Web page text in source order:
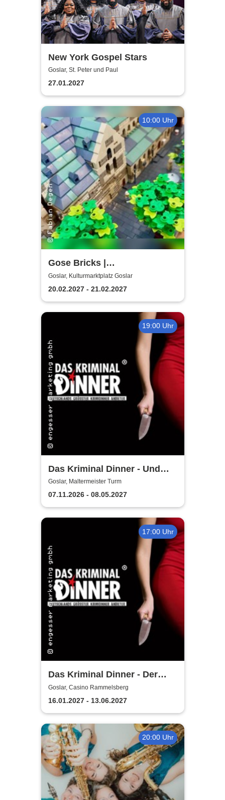
New York Gospel Stars
Goslar, St. Peter und Paul
27.01.2027
10:00 Uhr
Gose Bricks |
Kulturmarktplatz Goslar
Goslar, Kulturmarktplatz Goslar
20.02.2027 - 21.02.2027
19:00 Uhr
Das Kriminal Dinner - Und
raus bist du
Goslar, Maltermeister Turm
07.11.2026 - 08.05.2027
17:00 Uhr
Das Kriminal Dinner - Der
Polterabendkiller
Goslar, Casino Rammelsberg
16.01.2027 - 13.06.2027
20:00 Uhr